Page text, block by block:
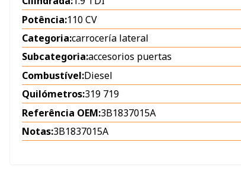
Potência:110 CV
Categoria:carrocería lateral
Subcategoria:accesorios puertas
Combustível:Diesel
Quilómetros:319 719
Referência OEM:3B1837015A
Notas:3B1837015A